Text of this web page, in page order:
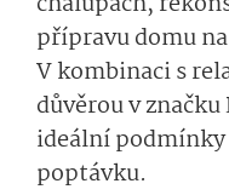
přípravu domu
V kombinaci s
důvěrou v
ideální
poptávku.